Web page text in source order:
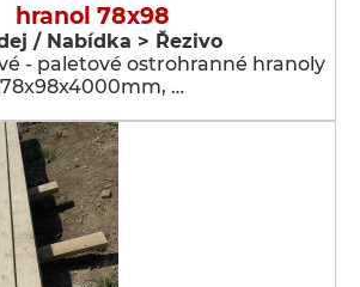
hranol 78x98
/ Nabídka > Řezivo
- paletové ostrohranné hranoly
78x98x4000mm, …